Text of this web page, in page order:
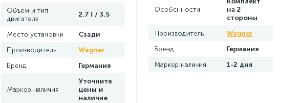
Объем и тип
двигателя
2.7 I / 3.5
Место установки
Сзади
Производитель
Wagner
Бренд
Германия
Маркер наличия
Уточните
цены и
наличие
Особенности
на 2
стороны
Производитель
Wagner
Бренд
Германия
Маркер наличия
1-2 дня